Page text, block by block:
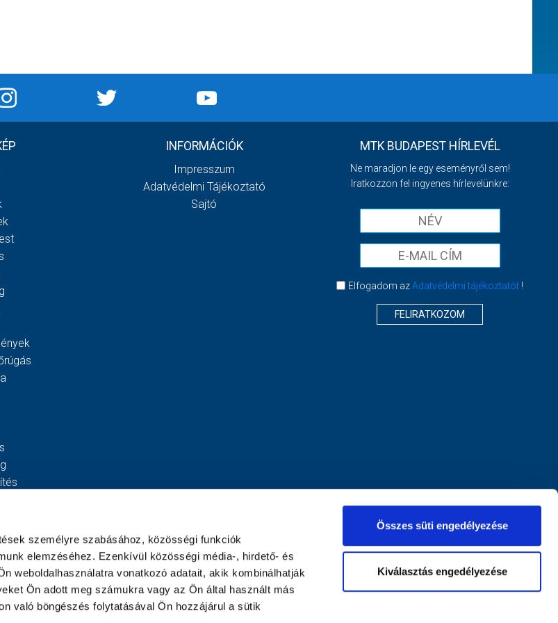
személyre szabásához, közösségi funkciók
elemzéséhez. Ezenkívül közösségi média-, hirdető- és
weboldalhasználatra vonatkozó adatait, akik kombinálhatják
Ön adott meg számukra vagy az Ön által használt más
való böngészés folytatásával Ön hozzájárul a sütik
Összes süti engedélyezése
Kiválasztás engedélyezése
INFORMÁCIÓK
Impresszum
Adatvédelmi Tájékoztató
Sajtó
MTK BUDAPEST HÍRLEVÉL
Ne maradjon le egy eseményről sem!
Iratkozzon fel ingyenes hírlevelünkre:
Elfogadom azAdatvédelmi tájékoztatót !
FELIRATKOZOM